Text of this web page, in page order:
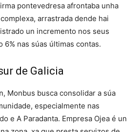
pontevedresa afrontaba unha
arrastrada dende hai
un incremento nos seus
6% nas súas últimas contas.
de Galicia
Monbus busca consolidar a súa
especialmente nas
e A Paradanta. Empresa Ojea é un